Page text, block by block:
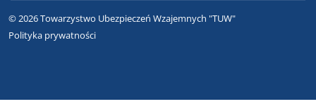
© 2026 Towarzystwo Ubezpieczeń Wzajemnych "TUW"
Polityka prywatności